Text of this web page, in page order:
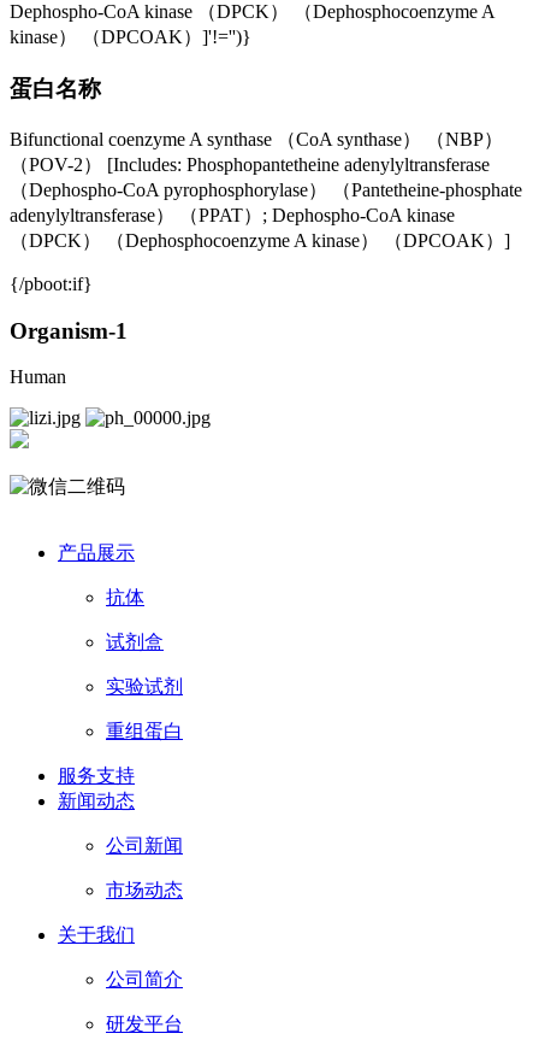
Dephospho-CoA kinase （DPCK） （Dephosphocoenzyme A
kinase） （DPCOAK）]'!='')}
蛋白名称
Bifunctional coenzyme A synthase （CoA synthase） （NBP）
（POV-2） [Includes: Phosphopantetheine adenylyltransferase
（Dephospho-CoA pyrophosphorylase） （Pantetheine-phosphate
adenylyltransferase） （PPAT）; Dephospho-CoA kinase
（DPCK） （Dephosphocoenzyme A kinase） （DPCOAK）]
{/pboot:if}
Organism-1
Human
产品展示
抗体
试剂盒
实验试剂
重组蛋白
服务支持
新闻动态
公司新闻
市场动态
关于我们
公司简介
研发平台